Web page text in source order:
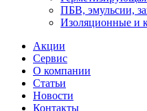
ПБВ, эмульсии,
Изоляционные и
Акции
Сервис
О компании
Статьи
Новости
Контакты